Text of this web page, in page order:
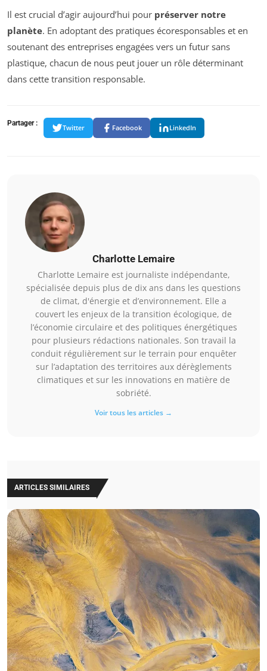
Il est crucial d’agir aujourd’hui pour préserver notre
planète. En adoptant des pratiques écoresponsables et en
soutenant des entreprises engagées vers un futur sans
plastique, chacun de nous peut jouer un rôle déterminant
dans cette transition responsable.
Partager :
Twitter Facebook LinkedIn
Charlotte Lemaire
Charlotte Lemaire est journaliste indépendante,
spécialisée depuis plus de dix ans dans les questions
de climat, d'énergie et d’environnement. Elle a
couvert les enjeux de la transition écologique, de
l’économie circulaire et des politiques énergétiques
pour plusieurs rédactions nationales. Son travail la
conduit régulièrement sur le terrain pour enquêter
sur l’adaptation des territoires aux dérèglements
climatiques et sur les innovations en matière de
sobriété.
Voir tous les articles →
ARTICLES SIMILAIRES